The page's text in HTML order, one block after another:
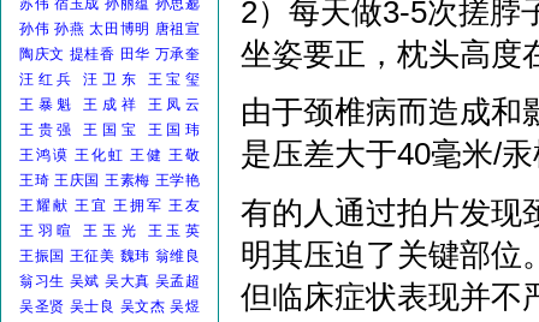
苏伟 宿玉成 孙丽蕴 孙思邈
孙伟 孙燕 太田博明 唐祖宣
陶庆文 提桂香 田华 万承奎
汪红兵
汪卫东
王宝玺
王暴魁
王成祥
王凤云
王贵强
王国宝
王国玮
王鸿谟 王化虹 王健 王敬
王琦 王庆国 王素梅 王学艳
王耀献 王宜 王拥军 王友
王羽暄
王玉光
王玉英
王振国 王征美 魏玮 翁维良
翁习生 吴斌 吴大真 吴孟超
吴圣贤 吴士良 吴文杰 吴煜
2）每天做3-5次搓脖
坐姿要正，枕头高度
由于颈椎病而造成和
是压差大于40毫米/
有的人通过拍片发现
明其压迫了关键部位
但临床症状表现并不